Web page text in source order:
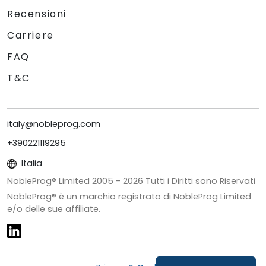
Recensioni
Carriere
FAQ
T&C
italy@nobleprog.com
+390221119295
Italia
NobleProg® Limited 2005 - 2026 Tutti i Diritti sono Riservati
NobleProg® è un marchio registrato di NobleProg Limited
e/o delle sue affiliate.